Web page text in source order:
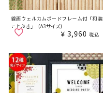
線画ウェルカムボードフレーム付「和装
ことぶき」（A3サイズ）
¥ 3,960 税込